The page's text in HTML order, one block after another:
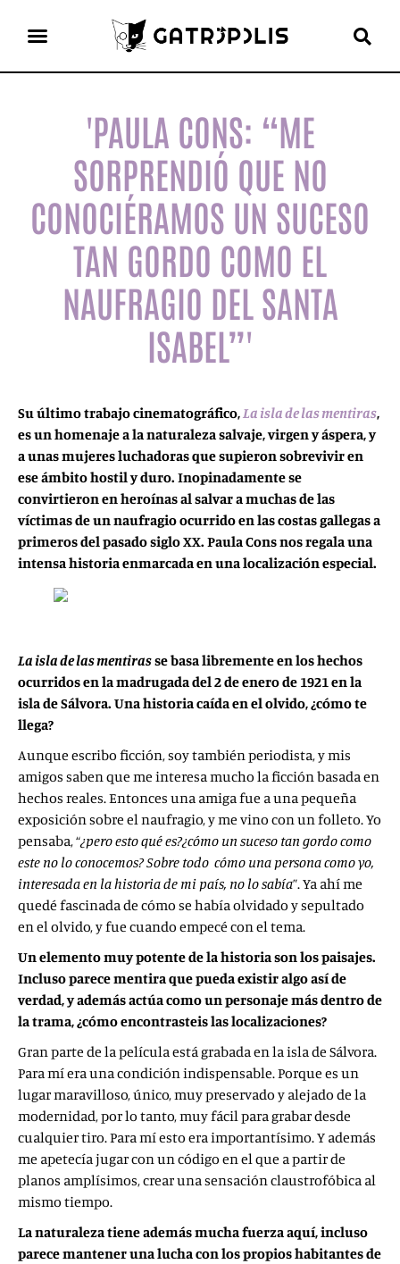
'PAULA CONS: “ME
SORPRENDIÓ QUE NO
CONOCIÉRAMOS UN SUCESO
TAN GORDO COMO EL
NAUFRAGIO DEL SANTA
ISABEL”'
Su último trabajo cinematográfico,La isla de las mentiras,
es un homenaje a la naturaleza salvaje, virgen y áspera, y
a unas mujeres luchadoras que supieron sobrevivir en
ese ámbito hostil y duro. Inopinadamente se
convirtieron en heroínas al salvar a muchas de las
víctimas de un naufragio ocurrido en las costas gallegas a
primeros del pasado siglo XX. Paula Cons nos regala una
intensa historia enmarcada en una localización especial.
La isla de las mentirasse basa libremente en los hechos
ocurridos en la madrugada del 2 de enero de 1921 en la
isla de Sálvora. Unahistoria caída en el olvido, ¿cómo te
llega?
Aunque escribo ficción, soy también periodista, y mis
amigos saben que me interesa mucho la ficción basada en
hechos reales. Entonces una amiga fue a una pequeña
exposición sobre el naufragio, y me vino con un folleto. Yo
pensaba, “¿pero esto qué es?¿cómo un suceso tan gordo como
este no lo conocemos? Sobre todo cómo una persona como yo,
interesada en la historia de mi país, no lo sabía”. Ya ahí me
quedé fascinada de cómo se había olvidado y sepultado
en el olvido, y fue cuando empecé con el tema.
Un elemento muy potente de la historia son los paisajes.
Incluso parece mentira que pueda existir algo así de
verdad, y además actúa como un personaje más dentro de
la trama, ¿cómo encontrasteis las localizaciones?
Gran parte de la película está grabada en la isla de Sálvora.
Para mí era una condición indispensable. Porque es un
lugar maravilloso, único, muy preservado y alejado de la
modernidad, por lo tanto, muy fácil para grabar desde
cualquier tiro. Para mí esto era importantísimo. Y además
me apetecía jugar con un código en el que a partir de
planos amplísimos, crear una sensación claustrofóbica al
mismo tiempo.
La naturaleza tiene además mucha fuerza aquí, incluso
parece mantener una lucha con los propios habitantes de